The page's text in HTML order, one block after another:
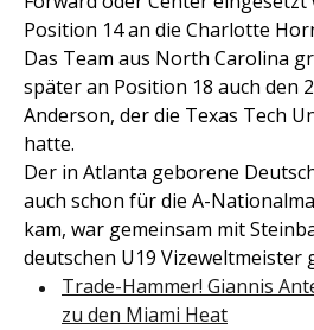
Position 14 an die Charlotte
Das Team aus North Carolina
später an Position 18 auch den
Anderson, der die Texas Tech
hatte.
Der in Atlanta geborene
auch schon für die A-
kam, war gemeinsam mit
deutschen U19 Vizeweltmeister
Trade-Hammer! Giannis
zu den Miami Heat